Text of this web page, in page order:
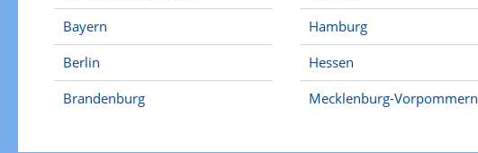
Bayern
Berlin
Brandenburg
Hamburg
Hessen
Mecklenburg-Vorpommern